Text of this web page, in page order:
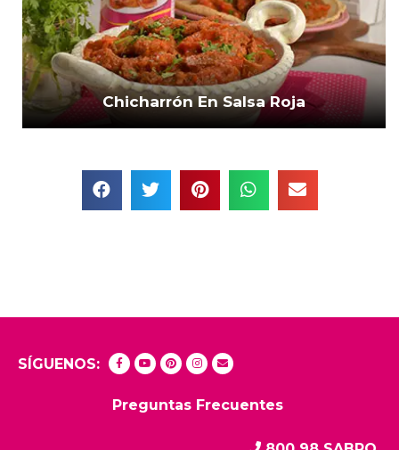
Chicharrón En Salsa Roja
SÍGUENOS:
Preguntas Frecuentes